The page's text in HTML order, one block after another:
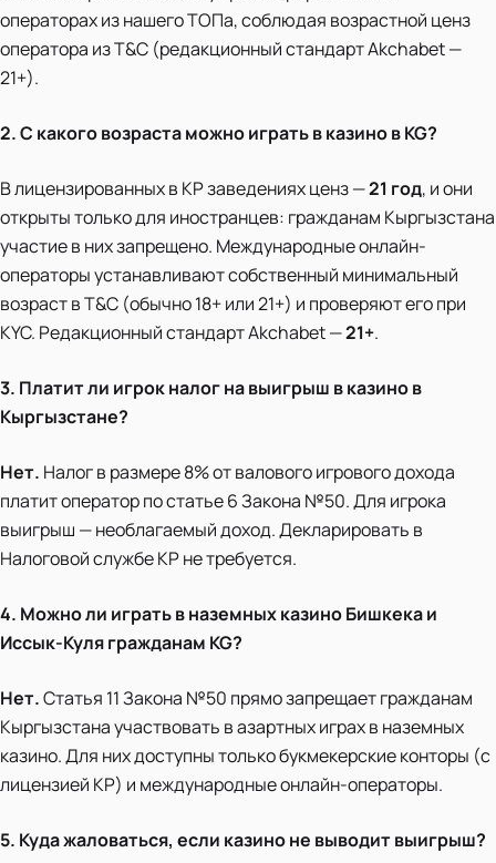
операторах из нашего ТОПа, соблюдая возрастной ценз
оператора из T&C (редакционный стандарт Akchabet —
21+).
2. С какого возраста можно играть в казино в KG?
В лицензированных в КР заведениях ценз —21 год, и они
открыты только для иностранцев: гражданам Кыргызстана
участие в них запрещено. Международные онлайн-
операторы устанавливают собственный минимальный
возраст в T&C (обычно 18+ или 21+) и проверяют его при
KYC. Редакционный стандарт Akchabet —21+.
3. Платит ли игрок налог на выигрыш в казино в
Кыргызстане?
Нет. Налог в размере 8% от валового игрового дохода
платит оператор по статье 6 Закона №50. Для игрока
выигрыш — необлагаемый доход. Декларировать в
Налоговой службе КР не требуется.
4. Можно ли играть в наземных казино Бишкека и
Иссык-Куля гражданам KG?
Нет.Статья 11 Закона №50 прямо запрещает гражданам
Кыргызстана участвовать в азартных играх в наземных
казино. Для них доступны только букмекерские конторы (с
лицензией КР) и международные онлайн-операторы.
5. Куда жаловаться, если казино не выводит выигрыш?